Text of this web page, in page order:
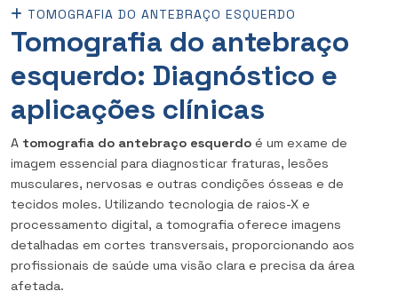
TOMOGRAFIA DO ANTEBRAÇO ESQUERDO
Tomografia do antebraço
esquerdo: Diagnóstico e
aplicações clínicas
A tomografia do antebraço esquerdo é um exame de
imagem essencial para diagnosticar fraturas, lesões
musculares, nervosas e outras condições ósseas e de
tecidos moles. Utilizando tecnologia de raios-X e
processamento digital, a tomografia oferece imagens
detalhadas em cortes transversais, proporcionando aos
profissionais de saúde uma visão clara e precisa da área
afetada.